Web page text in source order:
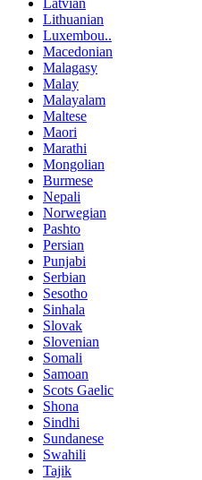
Lithuanian
Luxembou..
Macedonian
Malagasy
Malay
Malayalam
Maltese
Maori
Marathi
Mongolian
Burmese
Nepali
Norwegian
Pashto
Persian
Punjabi
Serbian
Sesotho
Sinhala
Slovak
Slovenian
Somali
Samoan
Scots Gaelic
Shona
Sindhi
Sundanese
Swahili
Tajik